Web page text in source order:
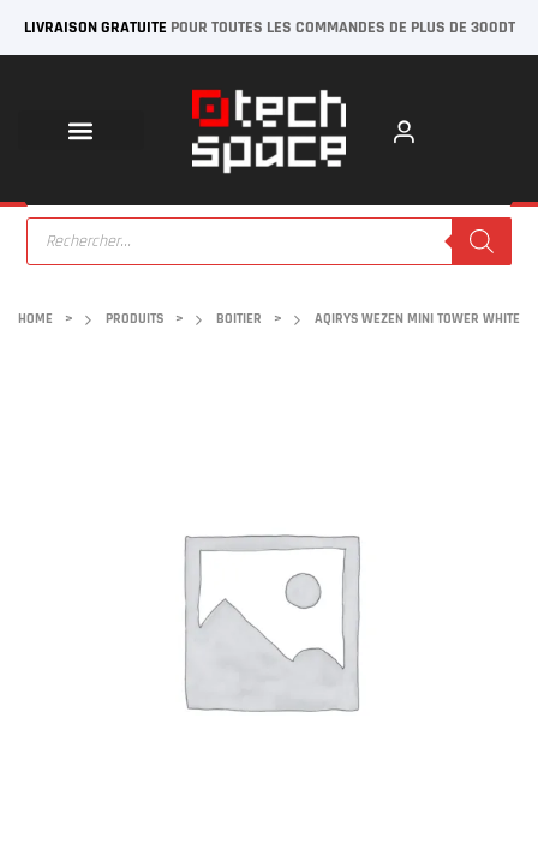
LIVRAISON GRATUITE POUR TOUTES LES COMMANDES DE PLUS DE 300DT
HOME > PRODUITS > BOITIER > AQIRYS WEZEN MINI TOWER WHITE